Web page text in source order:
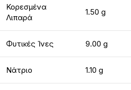
Κορεσμένα
Λιπαρά
1.50 g
Φυτικές Ίνες 9.00 g
Νάτριο 1.10 g